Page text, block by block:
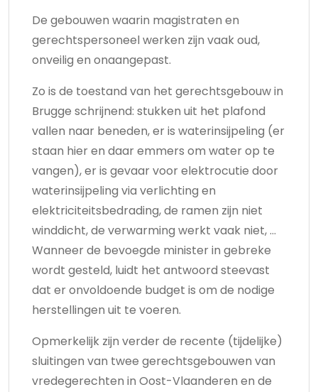
De gebouwen waarin magistraten en
gerechtspersoneel werken zijn vaak oud,
onveilig en onaangepast.
Zo is de toestand van het gerechtsgebouw in
Brugge schrijnend: stukken uit het plafond
vallen naar beneden, er is waterinsijpeling (er
staan hier en daar emmers om water op te
vangen), er is gevaar voor elektrocutie door
waterinsijpeling via verlichting en
elektriciteitsbedrading, de ramen zijn niet
winddicht, de verwarming werkt vaak niet, …
Wanneer de bevoegde minister in gebreke
wordt gesteld, luidt het antwoord steevast
dat er onvoldoende budget is om de nodige
herstellingen uit te voeren.
Opmerkelijk zijn verder de recente (tijdelijke)
sluitingen van twee gerechtsgebouwen van
vredegerechten in Oost-Vlaanderen en de